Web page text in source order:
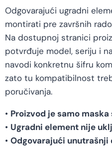
Odgovarajući ugradni
montirati pre završnih
Na dostupnoj stranici
potvrđuje model, seriju i
navodi konkretnu šifru
zato tu kompatibilnost
poručivanja.
• Proizvod je samo
• Ugradni element nije
• Odgovarajući unutrašnji